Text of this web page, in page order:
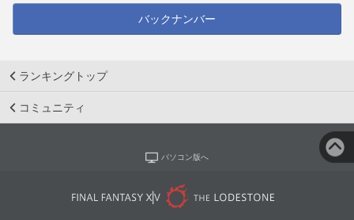
バックナンバー
ランキングトップ
コミュニティ
パソコン版へ